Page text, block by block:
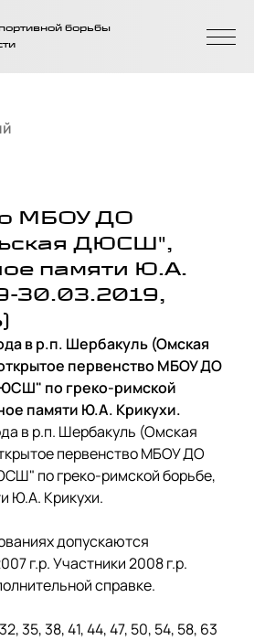
борьбы
МБОУ ДО
ДЮСШ",
памяти Ю.А.
30.03.2019,
в р.п. Шербакуль (Омская
первенство МБОУ ДО
по греко-римской
памяти Ю.А. Крикухи.
в р.п. Шербакуль (Омская
первенство МБОУ ДО
по греко-римской борьбе,
Ю.А. Крикухи.
допускаются
г.р. Участники 2008 г.р.
справке.
35, 38, 41, 44, 47, 50, 54, 58, 63